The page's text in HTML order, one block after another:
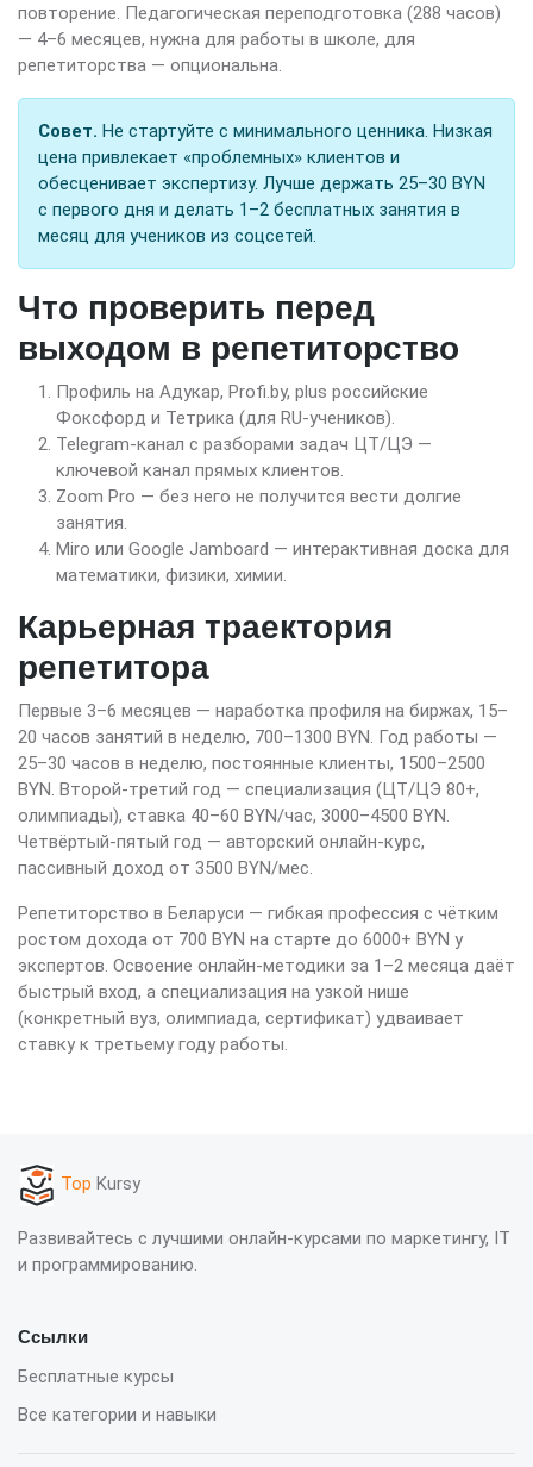
повторение. Педагогическая переподготовка (288 часов)
— 4–6 месяцев, нужна для работы в школе, для
репетиторства — опциональна.
Совет. Не стартуйте с минимального ценника. Низкая
цена привлекает «проблемных» клиентов и
обесценивает экспертизу. Лучше держать 25–30 BYN
с первого дня и делать 1–2 бесплатных занятия в
месяц для учеников из соцсетей.
Что проверить перед
выходом в репетиторство
Профиль на Адукар, Profi.by, plus российские
Фоксфорд и Тетрика (для RU-учеников).
Telegram-канал с разборами задач ЦТ/ЦЭ —
ключевой канал прямых клиентов.
Zoom Pro — без него не получится вести долгие
занятия.
Miro или Google Jamboard — интерактивная доска для
математики, физики, химии.
Карьерная траектория
репетитора
Первые 3–6 месяцев — наработка профиля на биржах, 15–
20 часов занятий в неделю, 700–1300 BYN. Год работы —
25–30 часов в неделю, постоянные клиенты, 1500–2500
BYN. Второй-третий год — специализация (ЦТ/ЦЭ 80+,
олимпиады), ставка 40–60 BYN/час, 3000–4500 BYN.
Четвёртый-пятый год — авторский онлайн-курс,
пассивный доход от 3500 BYN/мес.
Репетиторство в Беларуси — гибкая профессия с чётким
ростом дохода от 700 BYN на старте до 6000+ BYN у
экспертов. Освоение онлайн-методики за 1–2 месяца даёт
быстрый вход, а специализация на узкой нише
(конкретный вуз, олимпиада, сертификат) удваивает
ставку к третьему году работы.
Top Kursy
Развивайтесь с лучшими онлайн-курсами по маркетингу, IT
и программированию.
Ссылки
Бесплатные курсы
Все категории и навыки